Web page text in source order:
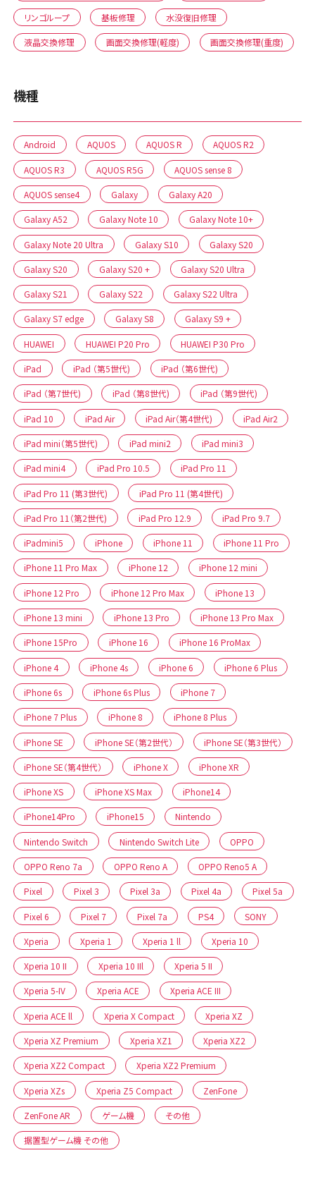
リンゴループ 基板修理 水没復旧修理
液晶交換修理 画面交換修理(軽度) 画面交換修理(重度)
機種
Android AQUOS AQUOS R AQUOS R2
AQUOS R3 AQUOS R5G AQUOS sense 8
AQUOS sense4 Galaxy Galaxy A20
Galaxy A52 Galaxy Note 10 Galaxy Note 10+
Galaxy Note 20 Ultra Galaxy S10 Galaxy S20
Galaxy S20 Galaxy S20 + Galaxy S20 Ultra
Galaxy S21 Galaxy S22 Galaxy S22 Ultra
Galaxy S7 edge Galaxy S8 Galaxy S9 +
HUAWEI HUAWEI P20 Pro HUAWEI P30 Pro
iPad iPad （第5世代) iPad （第6世代)
iPad （第7世代) iPad （第8世代) iPad （第9世代)
iPad 10 iPad Air iPad Air（第4世代) iPad Air2
iPad mini（第5世代) iPad mini2 iPad mini3
iPad mini4 iPad Pro 10.5 iPad Pro 11
iPad Pro 11 (第3世代) iPad Pro 11 (第4世代)
iPad Pro 11（第2世代) iPad Pro 12.9 iPad Pro 9.7
iPadmini5 iPhone iPhone 11 iPhone 11 Pro
iPhone 11 Pro Max iPhone 12 iPhone 12 mini
iPhone 12 Pro iPhone 12 Pro Max iPhone 13
iPhone 13 mini iPhone 13 Pro iPhone 13 Pro Max
iPhone 15Pro iPhone 16 iPhone 16 ProMax
iPhone 4 iPhone 4s iPhone 6 iPhone 6 Plus
iPhone 6s iPhone 6s Plus iPhone 7
iPhone 7 Plus iPhone 8 iPhone 8 Plus
iPhone SE iPhone SE（第2世代） iPhone SE（第3世代）
iPhone SE（第4世代） iPhone X iPhone XR
iPhone XS iPhone XS Max iPhone14
iPhone14Pro iPhone15 Nintendo
Nintendo Switch Nintendo Switch Lite OPPO
OPPO Reno 7a OPPO Reno A OPPO Reno5 A
Pixel Pixel 3 Pixel 3a Pixel 4a Pixel 5a
Pixel 6 Pixel 7 Pixel 7a PS4 SONY
Xperia Xperia 1 Xperia 1 ll Xperia 10
Xperia 10 II Xperia 10 IIl Xperia 5 II
Xperia 5-IV Xperia ACE Xperia ACE III
Xperia ACE ll Xperia X Compact Xperia XZ
Xperia XZ Premium Xperia XZ1 Xperia XZ2
Xperia XZ2 Compact Xperia XZ2 Premium
Xperia XZs Xperia Z5 Compact ZenFone
ZenFone AR ゲーム機 その他
据置型ゲーム機 その他